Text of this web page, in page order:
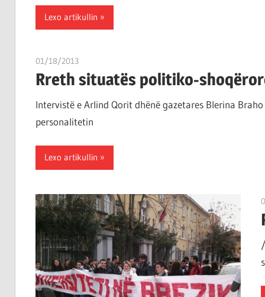
Lexo artikullin
01/18/2013T 11
Rreth situatës politiko-
Intervistë e Arlind Qorit dhënë gazetares Blerina
personalitetin
Lexo artikullin